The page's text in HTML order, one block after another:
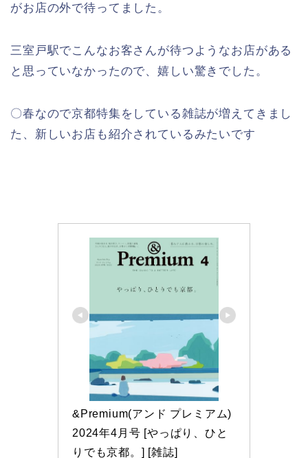
がお店の外で待ってました。
三室戸駅でこんなお客さんが待つようなお店がある
と思っていなかったので、嬉しい驚きでした。
〇春なので京都特集をしている雑誌が増えてきまし
た、新しいお店も紹介されているみたいです
&Premium(アンド プレミアム)
2024年4月号 [やっぱり、ひと
りでも京都。] [雑誌]